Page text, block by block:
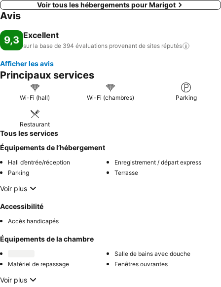
Voir tous les hébergements pour Marigot
Avis
9,3 Excellent
sur la base de 394 évaluations provenant de sites réputés
Afficher les avis
Principaux services
Wi-Fi (hall) Wi-Fi (chambres) Parking
Restaurant
Tous les services
Équipements de l’hébergement
Hall d’entrée/réception
Enregistrement / départ express
Parking
Terrasse
Voir plus
Accessibilité
Accès handicapés
Équipements de la chambre
Salle de bains avec douche
Matériel de repassage
Fenêtres ouvrantes
Voir plus